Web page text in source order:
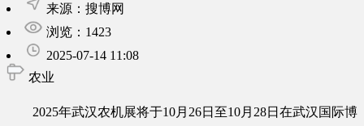
来源：搜博网
浏览：1423
2025-07-14 11:08
农业
2025年武汉农机展将于10月26日至10月28日在武汉国际博